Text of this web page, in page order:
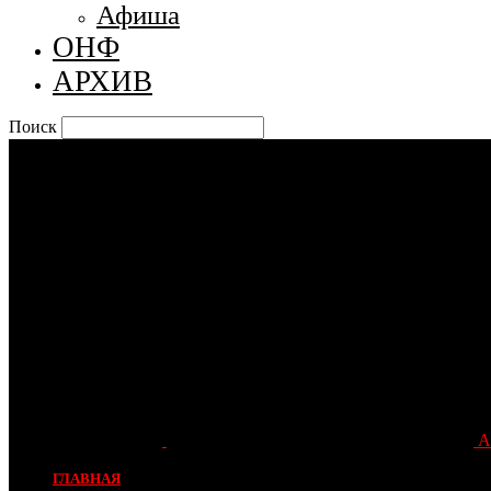
Афиша
ОНФ
АРХИВ
Поиск
ГЛАВНАЯ